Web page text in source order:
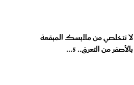
لا تتخلصي من ملابسك المبقعة
بالأصفر من التعرق.. 5...